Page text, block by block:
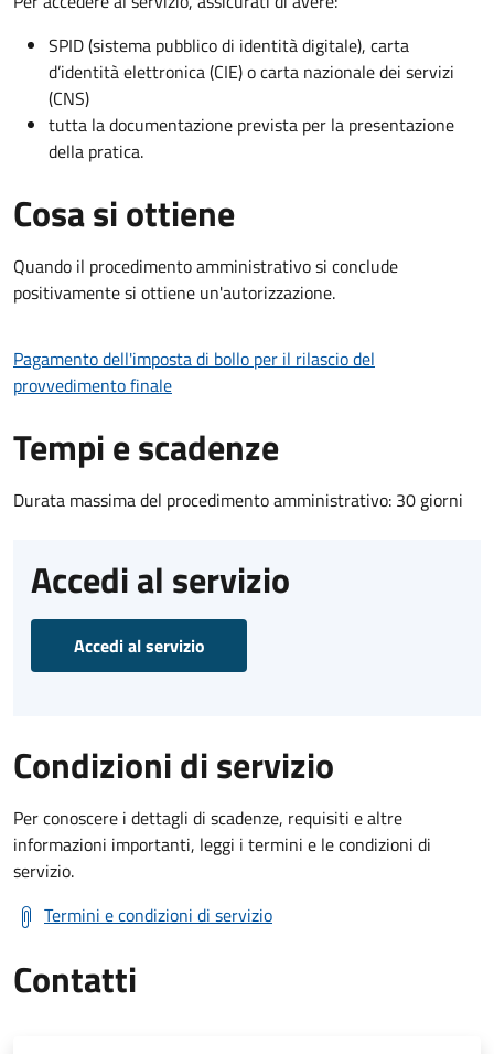
SPID (sistema pubblico di identità digitale), carta
d’identità elettronica (CIE) o carta nazionale dei servizi
(CNS)
tutta la documentazione prevista per la presentazione
della pratica.
Cosa si ottiene
Quando il procedimento amministrativo si conclude
positivamente si ottiene un'autorizzazione.
Pagamento dell'imposta di bollo per il rilascio del
provvedimento finale
Tempi e scadenze
Durata massima del procedimento amministrativo: 30 giorni
Accedi al servizio
Accedi al servizio
Condizioni di servizio
Per conoscere i dettagli di scadenze, requisiti e altre
informazioni importanti, leggi i termini e le condizioni di
servizio.
Termini e condizioni di servizio
Contatti